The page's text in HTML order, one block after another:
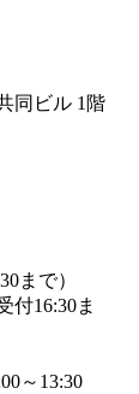
同ビル 1階
まで）
16:30ま
～13:30